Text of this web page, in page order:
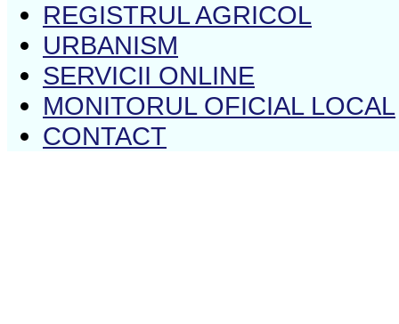
REGISTRUL AGRICOL
URBANISM
SERVICII ONLINE
MONITORUL OFICIAL LOCAL
CONTACT